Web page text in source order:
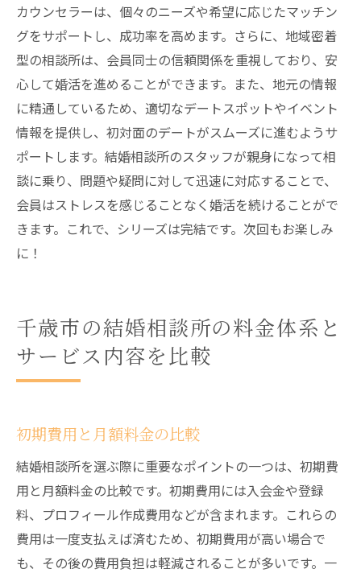
カウンセラーは、個々のニーズや希望に応じたマッチン
グをサポートし、成功率を高めます。さらに、地域密着
型の相談所は、会員同士の信頼関係を重視しており、安
心して婚活を進めることができます。また、地元の情報
に精通しているため、適切なデートスポットやイベント
情報を提供し、初対面のデートがスムーズに進むようサ
ポートします。結婚相談所のスタッフが親身になって相
談に乗り、問題や疑問に対して迅速に対応することで、
会員はストレスを感じることなく婚活を続けることがで
きます。これで、シリーズは完結です。次回もお楽しみ
に！
千歳市の結婚相談所の料金体系と
サービス内容を比較
初期費用と月額料金の比較
結婚相談所を選ぶ際に重要なポイントの一つは、初期費
用と月額料金の比較です。初期費用には入会金や登録
料、プロフィール作成費用などが含まれます。これらの
費用は一度支払えば済むため、初期費用が高い場合で
も、その後の費用負担は軽減されることが多いです。一